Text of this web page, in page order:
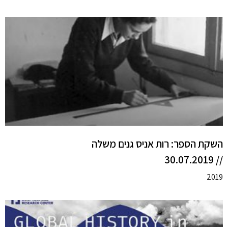
השקת הספר: רות אניס גנים משלה
// 30.07.2019
2019